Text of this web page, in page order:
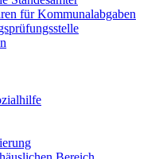
für Kommunalabgaben